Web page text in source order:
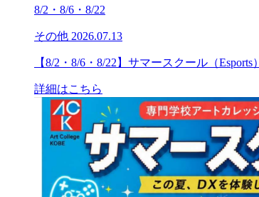
8/2・8/6・8/22
その他 2026.07.13
【8/2・8/6・8/22】サマースクール（Esports）
詳細はこちら